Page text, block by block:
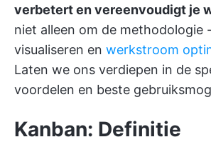
verbetert en vereenvoudigt je
niet alleen om de methodologie
visualiseren en werkstroom
Laten we ons verdiepen in de
voordelen en beste
Kanban: Definitie